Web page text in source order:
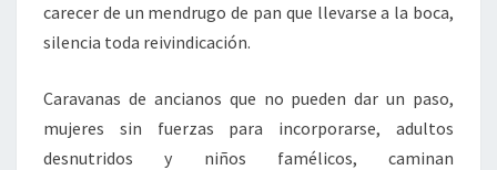
carecer de un mendrugo de pan que llevarse a la boca,
silencia toda reivindicación.
Caravanas de ancianos que no pueden dar un paso,
mujeres sin fuerzas para incorporarse, adultos
desnutridos y niños famélicos, caminan